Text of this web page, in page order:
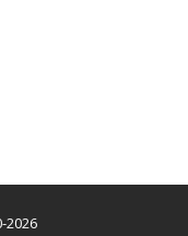
2026